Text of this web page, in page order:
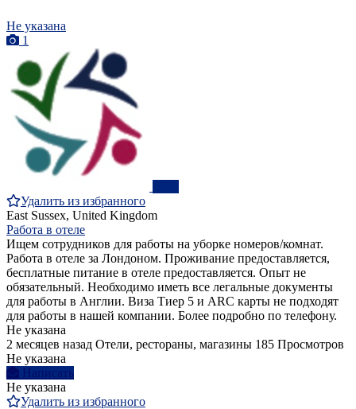
Не указана
1
Удалить из избранного
East Sussex, United Kingdom
Работа в отеле
Ищем сотрудников для работы на уборке номеров/комнат.
Работа в отеле за Лондоном. Проживание предоставляется,
бесплатные питание в отеле предоставляется. Опыт не
обязательный. Необходимо иметь все легальные документы
для работы в Англии. Виза Тиер 5 и ARC карты не подходят
для работы в нашей компании. Более подробно по телефону.
Не указана
2 месяцев назад Отели, рестораны, магазины 185 Просмотров
Не указана
Написать
Не указана
Удалить из избранного